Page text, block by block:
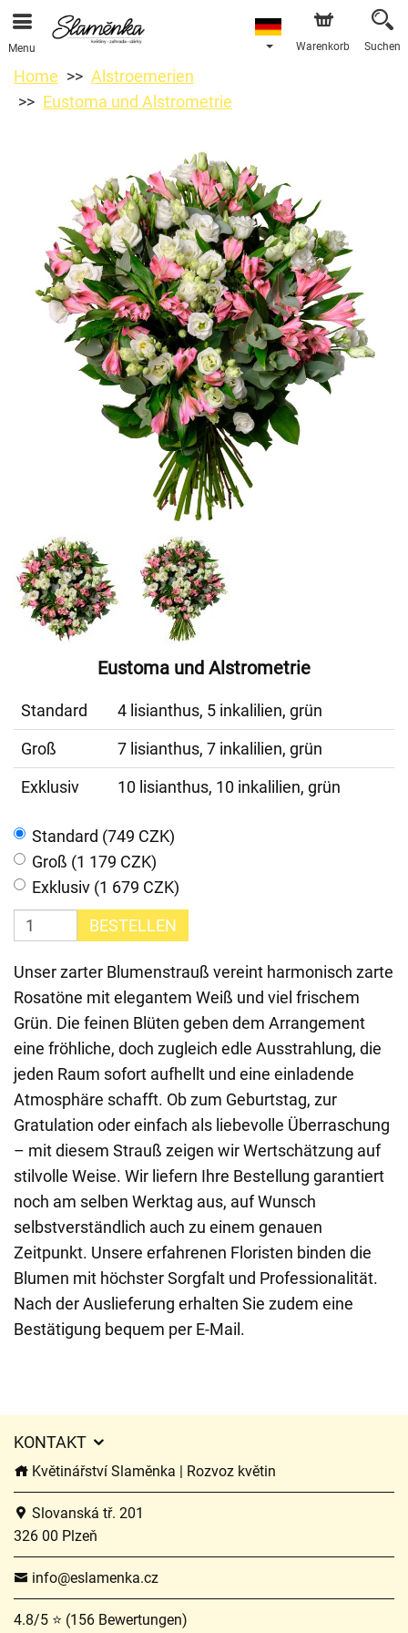
Menu Warenkorb Suchen
Home
Alstroemerien
Eustoma und Alstrometrie
Eustoma und Alstrometrie
Standard
4 lisianthus, 5 inkalilien, grün
Groß
7 lisianthus, 7 inkalilien, grün
Exklusiv
10 lisianthus, 10 inkalilien, grün
Standard (749 CZK)
Groß (1 179 CZK)
Exklusiv (1 679 CZK)
BESTELLEN
Unser zarter Blumenstrauß vereint harmonisch zarte
Rosatöne mit elegantem Weiß und viel frischem
Grün. Die feinen Blüten geben dem Arrangement
eine fröhliche, doch zugleich edle Ausstrahlung, die
jeden Raum sofort aufhellt und eine einladende
Atmosphäre schafft. Ob zum Geburtstag, zur
Gratulation oder einfach als liebevolle Überraschung
– mit diesem Strauß zeigen wir Wertschätzung auf
stilvolle Weise. Wir liefern Ihre Bestellung garantiert
noch am selben Werktag aus, auf Wunsch
selbstverständlich auch zu einem genauen
Zeitpunkt. Unsere erfahrenen Floristen binden die
Blumen mit höchster Sorgfalt und Professionalität.
Nach der Auslieferung erhalten Sie zudem eine
Bestätigung bequem per E-Mail.
KONTAKT
Květinářství Slaměnka | Rozvoz květin
Slovanská tř. 201
326 00 Plzeň
info@eslamenka.cz
4.8/5 ⭐ (156 Bewertungen)